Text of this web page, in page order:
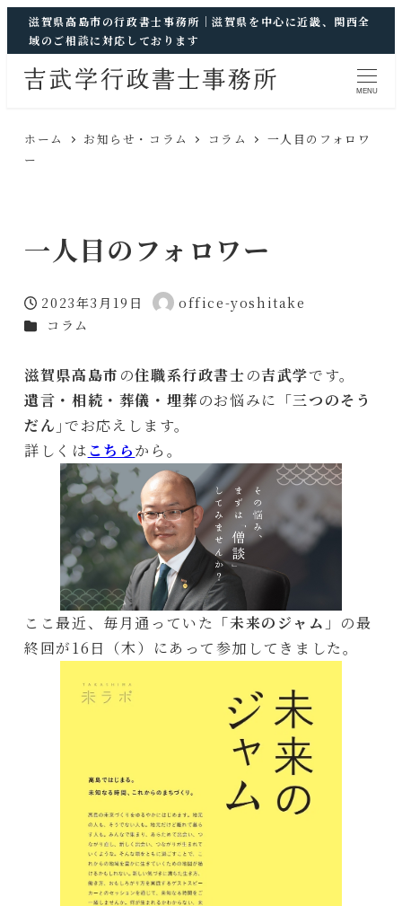
滋賀県高島市の行政書士事務所｜滋賀県を中心に近畿、関西全
域のご相談に対応しております
MENU
ホーム お知らせ・コラム コラム
一人目のフォロワ
ー
一人目のフォロワー
投稿日
2023年3月19日
著
office-yoshitake
カテゴリー
コラム
滋賀県高島市 の住職系行政書士の吉武学です。
遺言・相続・葬儀・埋葬のお悩みに「三つのそう
だん ｣でお応えします。
詳しくは こちらから。
ここ最近、毎月通っていた 「未来のジャム 」の最
終回が16日（木）にあって参加してきました。